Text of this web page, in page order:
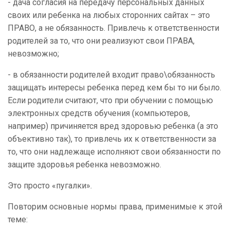
- дача согласия на передачу персональных данных
своих или ребенка на любых сторонних сайтах – это
ПРАВО, а не обязанность. Привлечь к ответственности
родителей за то, что они реализуют свои ПРАВА,
невозможно;
- в обязанности родителей входит право\обязанность
защищать интересы ребенка перед кем бы то ни было.
Если родители считают, что при обучении с помощью
электронных средств обучения (компьютеров,
например) причиняется вред здоровью ребенка (а это
объективно так), то привлечь их к ответственности за
то, что они надлежаще исполняют свои обязанности по
защите здоровья ребенка невозможно.
Это просто «пугалки».
Повторим основные нормы права, применимые к этой
теме: